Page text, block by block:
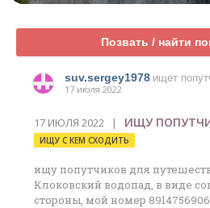
Позвать / найти
suv.sergey1978 ищет
17 июля 2022
17 ИЮЛЯ 2022 | ИЩУ
ИЩУ С КЕМ СХОДИТЬ
ищу попутчиков для
Клоковский водопад, в виде
стороны, мой номер